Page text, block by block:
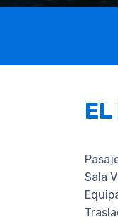
Sala